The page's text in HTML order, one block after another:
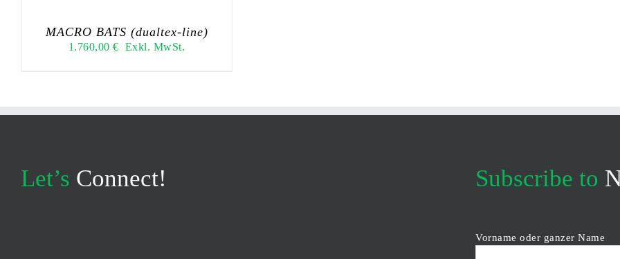
MACRO BATS (dualtex-line)
1.760,00€ Exkl. MwSt.
Let’s Connect! Subscribe to
Vorname oder ganzer Name